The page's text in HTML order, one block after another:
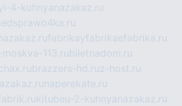
4-kuhnyanazakaz.ru
fabrikayfabrikaefabrika.ru
113.rubiletnadom.ru
brazzers-hd.ruz-host.ru
naperekate.ru
kitubeu-2-kuhnyanazakaz.ru